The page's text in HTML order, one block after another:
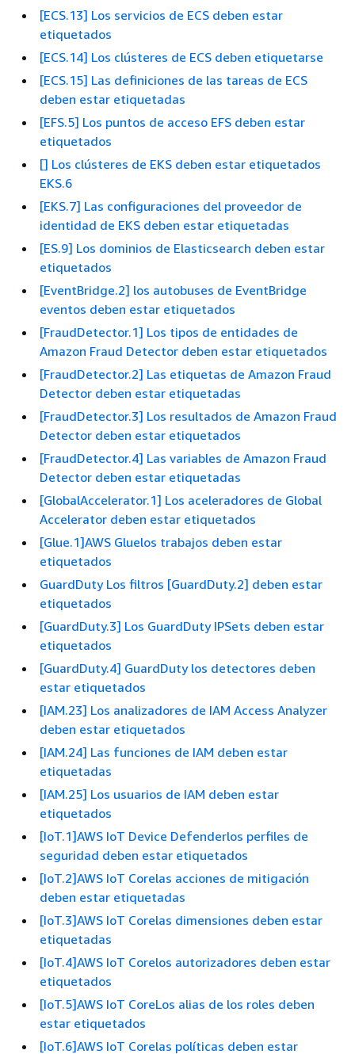
[ECS.13] Los servicios de ECS deben estar
etiquetados
[ECS.14] Los clústeres de ECS deben etiquetarse
[ECS.15] Las definiciones de las tareas de ECS
deben estar etiquetadas
[EFS.5] Los puntos de acceso EFS deben estar
etiquetados
[] Los clústeres de EKS deben estar etiquetados
EKS.6
[EKS.7] Las configuraciones del proveedor de
identidad de EKS deben estar etiquetadas
[ES.9] Los dominios de Elasticsearch deben estar
etiquetados
[EventBridge.2] los autobuses de EventBridge
eventos deben estar etiquetados
[FraudDetector.1] Los tipos de entidades de
Amazon Fraud Detector deben estar etiquetados
[FraudDetector.2] Las etiquetas de Amazon Fraud
Detector deben estar etiquetadas
[FraudDetector.3] Los resultados de Amazon Fraud
Detector deben estar etiquetados
[FraudDetector.4] Las variables de Amazon Fraud
Detector deben estar etiquetadas
[GlobalAccelerator.1] Los aceleradores de Global
Accelerator deben estar etiquetados
[Glue.1]AWS Gluelos trabajos deben estar
etiquetados
GuardDuty Los filtros [GuardDuty.2] deben estar
etiquetados
[GuardDuty.3] Los GuardDuty IPSets deben estar
etiquetados
[GuardDuty.4] GuardDuty los detectores deben
estar etiquetados
[IAM.23] Los analizadores de IAM Access Analyzer
deben estar etiquetados
[IAM.24] Las funciones de IAM deben estar
etiquetadas
[IAM.25] Los usuarios de IAM deben estar
etiquetados
[IoT.1]AWS IoT Device Defenderlos perfiles de
seguridad deben estar etiquetados
[IoT.2]AWS IoT Corelas acciones de mitigación
deben estar etiquetadas
[IoT.3]AWS IoT Corelas dimensiones deben estar
etiquetadas
[IoT.4]AWS IoT Corelos autorizadores deben estar
etiquetados
[IoT.5]AWS IoT CoreLos alias de los roles deben
estar etiquetados
[IoT.6]AWS IoT Corelas políticas deben estar